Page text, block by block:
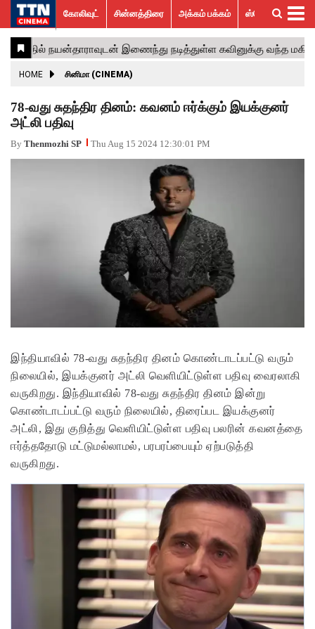
கோலிவுட்
சின்னத்திரை
பாலிவுட்
ஹாலிவுட்
அக்கம்
பக்கம்
ஸ்பெஷல்
ஸ்டோரீஸ்
விமர்சனம்
GALLERY
ACTRESS
MOVIESTILLS
EVENTS
VIDEOS
What’s
Hot
Trending
News
கோலிவுட் சின்னத்திரை அக்கம் பக்கம் ஸ்பெஷல் ஸ்டோரீஸ்
HOME சினிமா (CINEMA)
78-வது சுதந்திர தினம்: கவனம் ஈர்க்கும் இயக்குனர்
அட்லி பதிவு
By Thenmozhi SP Thu Aug 15 2024 12:30:01 PM
இந்தியாவில் 78-வது சுதந்திர தினம் கொண்டாடப்பட்டு வரும்
நிலையில், இயக்குனர் அட்லி வெளியிட்டுள்ள பதிவு வைரலாகி
வருகிறது. இந்தியாவில் 78-வது சுதந்திர தினம் இன்று
கொண்டாடப்பட்டு வரும் நிலையில், திரைப்பட இயக்குனர்
அட்லி, இது குறித்து வெளியிட்டுள்ள பதிவு பலரின் கவனத்தை
ஈர்த்ததோடு மட்டுமல்லாமல், பரபரப்பையும் ஏற்படுத்தி
வருகிறது.